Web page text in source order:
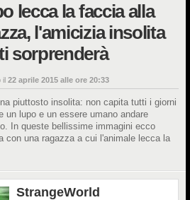
lecca la faccia alla
l'amicizia insolita
sorprenderà
il 22 aprile 2015 alle ore 20:33
piuttosto insolita: non capita tutti i giorni
un lupo e un essere umano andare
In queste bellissime immagini ecco
con una ragazza a cui l'animale lecca la
StrangeWorld